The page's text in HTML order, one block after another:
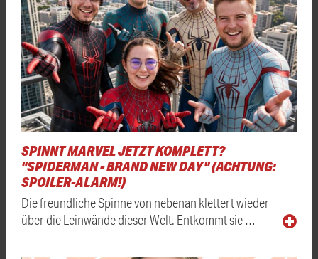
SPINNT MARVEL JETZT KOMPLETT?
"SPIDERMAN - BRAND NEW DAY" (ACHTUNG:
SPOILER-ALARM!)
Die freundliche Spinne von nebenan klettert wieder
über die Leinwände dieser Welt. Entkommt sie …